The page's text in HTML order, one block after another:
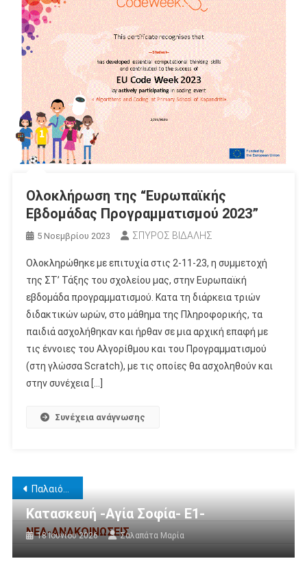
Ολοκλήρωση της “Ευρωπαϊκής
Εβδομάδας Προγραμματισμού 2023”
5 Νοεμβρίου 2023 ΣΠΥΡΟΣ ΒΙΔΑΛΗΣ
Ολοκληρώθηκε με επιτυχία στις 2-11-23, η συμμετοχή
της ΣΤ’ Τάξης του σχολείου μας, στην Ευρωπαϊκή
εβδομάδα προγραμματισμού. Κατα τη διάρκεια τριών
διδακτικών ωρών, στο μάθημα της Πληροφορικής, τα
παιδιά ασχολήθηκαν και ήρθαν σε μια αρχική επαφή με
τις έννοιες του Αλγορίθμου και του Προγραμματισμού
(στη γλώσσα Scratch), με τις οποίες θα ασχοληθούν και
στην συνέχεια […]
Συνέχεια ανάγνωσης
Πλοήγηση
άρθρων
Παλαιότερα άρθρα
ΝΕΑ-ΑΝΑΚΟΙΝΩΣΕΙΣ
Κατασκευή -Αγία Σοφία- Ε1-
18 Ιουνίου 2026 Σαλαπάτα Μαρία